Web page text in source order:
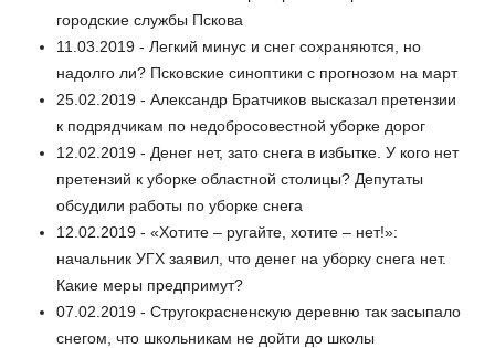
городские службы Пскова
11.03.2019 - Легкий минус и снег сохраняются, но
надолго ли? Псковские синоптики с прогнозом на март
25.02.2019 - Александр Братчиков высказал претензии
к подрядчикам по недобросовестной уборке дорог
12.02.2019 - Денег нет, зато снега в избытке. У кого нет
претензий к уборке областной столицы? Депутаты
обсудили работы по уборке снега
12.02.2019 - «Хотите – ругайте, хотите – нет!»:
начальник УГХ заявил, что денег на уборку снега нет.
Какие меры предпримут?
07.02.2019 - Стругокрасненскую деревню так засыпало
снегом, что школьникам не дойти до школы